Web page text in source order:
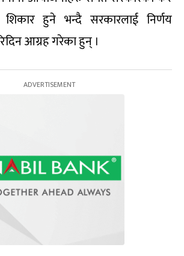
हुने भन्दै सरकारलाई निर्णय
आग्रह गरेका हुन् ।